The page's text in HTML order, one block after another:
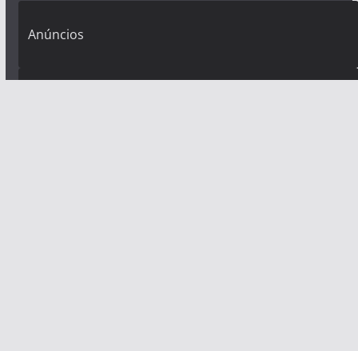
Anúncios